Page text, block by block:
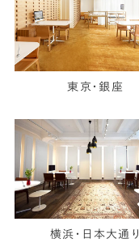
東京・銀座
横浜・日本大通り